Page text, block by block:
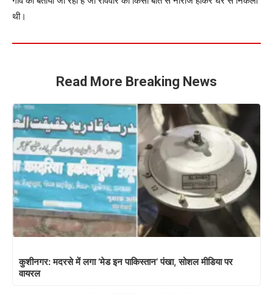
थी।
Read More Breaking News
कुशीनगर: मदरसे में लगा ‘मेड इन पाकिस्तान’ पंखा, सोशल मीडिया पर
वायरल